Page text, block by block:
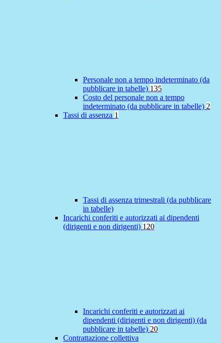
Personale non a tempo indeterminato (da
pubblicare in tabelle) 135
Costo del personale non a tempo
indeterminato (da pubblicare in tabelle) 2
Tassi di assenza 1
Tassi di assenza trimestrali (da pubblicare
in tabelle)
Incarichi conferiti e autorizzati ai dipendenti
(dirigenti e non dirigenti) 120
Incarichi conferiti e autorizzati ai
dipendenti (dirigenti e non dirigenti) (da
pubblicare in tabelle) 20
Contrattazione collettiva